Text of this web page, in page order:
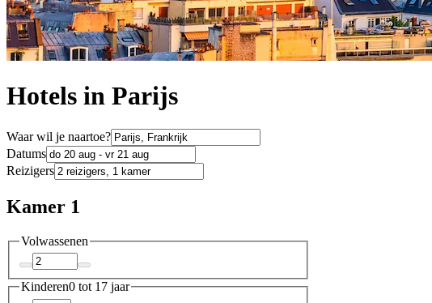
Hotels in Parijs
Waar wil je naartoe?
Datums
Reizigers
Kamer 1
Volwassenen
Kinderen0 tot 17 jaar